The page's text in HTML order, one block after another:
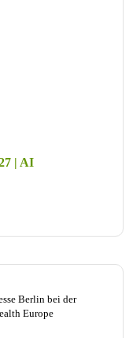
| AI
Berlin bei der
Europe